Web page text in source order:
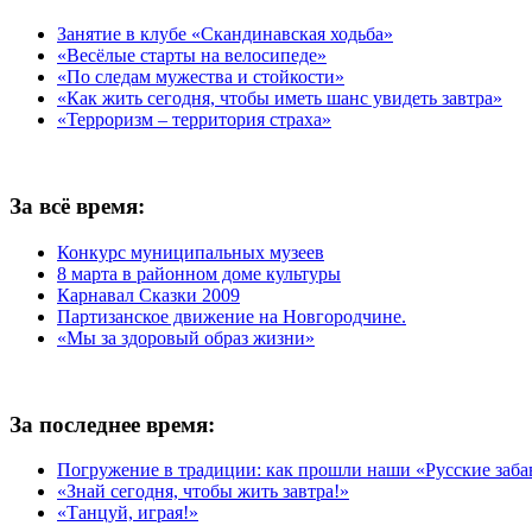
Занятие в клубе «Скандинавская ходьба»
«Весёлые старты на велосипеде»
«По следам мужества и стойкости»
«Как жить сегодня, чтобы иметь шанс увидеть завтра»
«Терроризм – территория страха»
За всё время:
Конкурс муниципальных музеев
8 марта в районном доме культуры
Карнавал Сказки 2009
Партизанское движение на Новгородчине.
«Мы за здоровый образ жизни»
За последнее время:
Погружение в традиции: как прошли наши «Русские
«Знай сегодня, чтобы жить завтра!»
«Танцуй, играя!»